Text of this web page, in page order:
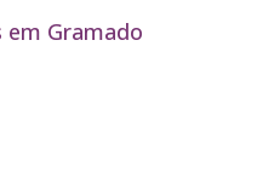
em Gramado